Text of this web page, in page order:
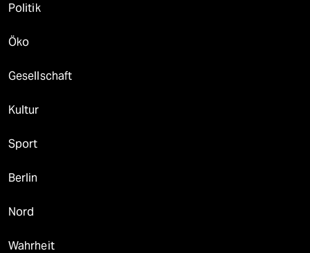
Politik
Öko
Gesellschaft
Kultur
Sport
Berlin
Nord
Wahrheit